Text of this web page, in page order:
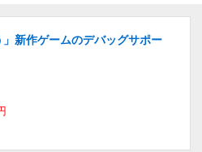
新作ゲームのデバッグサポー